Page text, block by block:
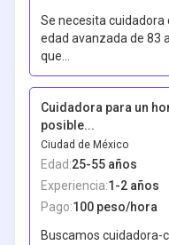
Se necesita cuidadora
edad avanzada de 83
que...
Cuidadora para un
posible...
Ciudad de México
Edad:25-55 años
Experiencia:1-2 años
Pago:100 peso/hora
Buscamos cuidadora-